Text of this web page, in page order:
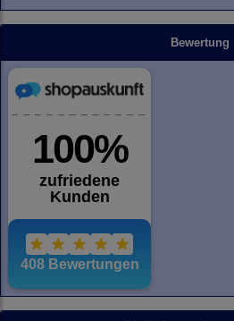
Bewertung